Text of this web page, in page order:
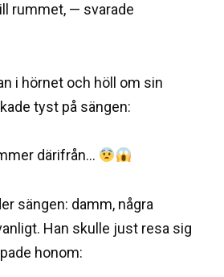
rummet, — svarade
i hörnet och höll om sin
tyst på sängen:
därifrån…
sängen: damm, några
Han skulle just resa sig
honom: